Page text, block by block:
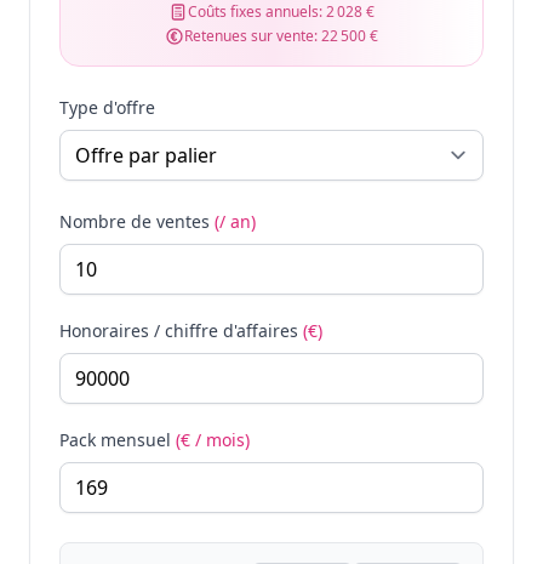
Coûts fixes annuels:2 028 €
Retenues sur vente:22 500 €
Type d'offre
Nombre de ventes (/ an)
Honoraires / chiffre d'affaires (€)
Pack mensuel (€ / mois)